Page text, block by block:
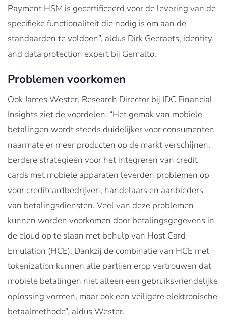
Payment HSM is gecertificeerd voor de levering van de
specifieke functionaliteit die nodig is om aan de
standaarden te voldoen”, aldus Dirk Geeraets, identity
and data protection expert bij Gemalto.
Problemen voorkomen
Ook James Wester, Research Director bij IDC Financial
Insights ziet de voordelen. “Het gemak van mobiele
betalingen wordt steeds duidelijker voor consumenten
naarmate er meer producten op de markt verschijnen.
Eerdere strategieën voor het integreren van credit
cards met mobiele apparaten leverden problemen op
voor creditcardbedrijven, handelaars en aanbieders
van betalingsdiensten. Veel van deze problemen
kunnen worden voorkomen door betalingsgegevens in
de cloud op te slaan met behulp van Host Card
Emulation (HCE). Dankzij de combinatie van HCE met
tokenization kunnen alle partijen erop vertrouwen dat
mobiele betalingen niet alleen een gebruiksvriendelijke
oplossing vormen, maar ook een veiligere elektronische
betaalmethode”, aldus Wester.